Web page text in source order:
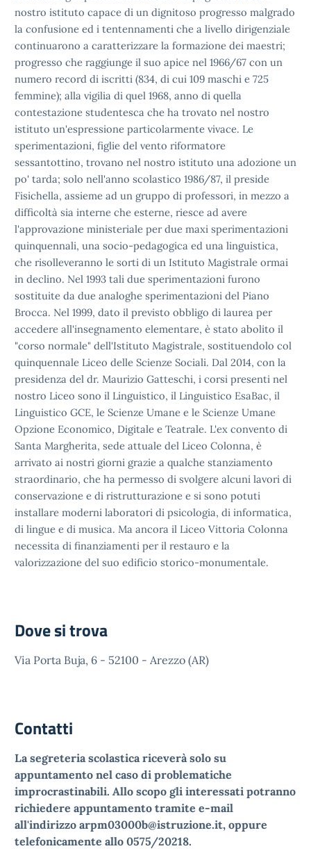
nostro istituto capace di un dignitoso progresso malgrado
la confusione ed i tentennamenti che a livello dirigenziale
continuarono a caratterizzare la formazione dei maestri;
progresso che raggiunge il suo apice nel 1966/67 con un
numero record di iscritti (834, di cui 109 maschi e 725
femmine); alla vigilia di quel 1968, anno di quella
contestazione studentesca che ha trovato nel nostro
istituto un'espressione particolarmente vivace. Le
sperimentazioni, figlie del vento riformatore
sessantottino, trovano nel nostro istituto una adozione un
po' tarda; solo nell'anno scolastico 1986/87, il preside
Fisichella, assieme ad un gruppo di professori, in mezzo a
difficoltà sia interne che esterne, riesce ad avere
l'approvazione ministeriale per due maxi sperimentazioni
quinquennali, una socio-pedagogica ed una linguistica,
che risolleveranno le sorti di un Istituto Magistrale ormai
in declino. Nel 1993 tali due sperimentazioni furono
sostituite da due analoghe sperimentazioni del Piano
Brocca. Nel 1999, dato il previsto obbligo di laurea per
accedere all'insegnamento elementare, è stato abolito il
"corso normale" dell'Istituto Magistrale, sostituendolo col
quinquennale Liceo delle Scienze Sociali. Dal 2014, con la
presidenza del dr. Maurizio Gatteschi, i corsi presenti nel
nostro Liceo sono il Linguistico, il Linguistico EsaBac, il
Linguistico GCE, le Scienze Umane e le Scienze Umane
Opzione Economico, Digitale e Teatrale. L'ex convento di
Santa Margherita, sede attuale del Liceo Colonna, è
arrivato ai nostri giorni grazie a qualche stanziamento
straordinario, che ha permesso di svolgere alcuni lavori di
conservazione e di ristrutturazione e si sono potuti
installare moderni laboratori di psicologia, di informatica,
di lingue e di musica. Ma ancora il Liceo Vittoria Colonna
necessita di finanziamenti per il restauro e la
valorizzazione del suo edificio storico-monumentale.
Dove si trova
Via Porta Buja, 6 - 52100 - Arezzo (AR)
Contatti
La segreteria scolastica riceverà solo su
appuntamento nel caso di problematiche
improcrastinabili. Allo scopo gli interessati potranno
richiedere appuntamento tramite e-mail
all'indirizzo arpm03000b@istruzione.it, oppure
telefonicamente allo 0575/20218.